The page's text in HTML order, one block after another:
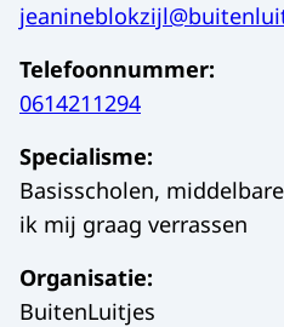
Telefoonnummer:
0614211294
Specialisme:
Basisscholen,
ik mij graag verrassen
Organisatie:
BuitenLuitjes